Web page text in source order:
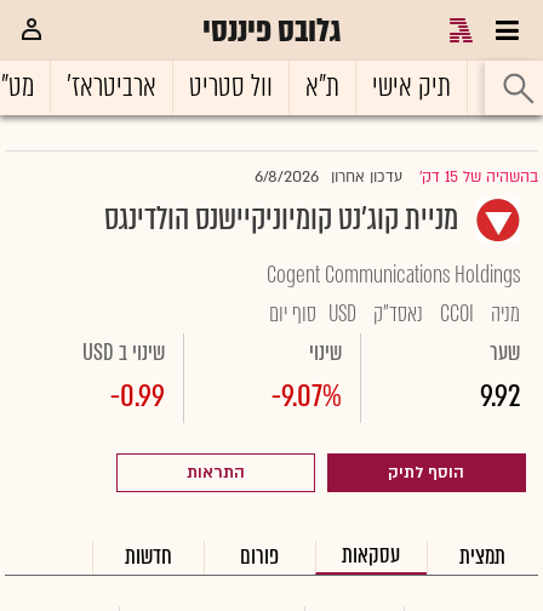
גלובס פיננסי
ראשי תיק אישי ת"א וול סטריט ארביטראז'
בהשהיה של 15 דק' |עדכון אחרון 6/8/2026
מניית קוג'נט קומיוניקיישנס הולדינגס
Cogent Communications Holdings
מניה
CCOI נאסד"ק USD סוף יום
שער
9.92
שינוי
-9.07%
שינוי ב USD
-0.99
הוסף לתיק התראות
תמצית עסקאות פורום חדשות